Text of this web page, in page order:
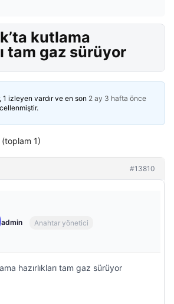
kutlama
tam gaz sürüyor
1 izleyen vardır ve en son 2 ay 3 hafta önce
1)
#13810
admin Anahtar yönetici
hazırlıkları tam gaz sürüyor